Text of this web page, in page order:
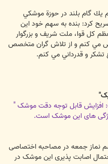
يك گام بلند در حوزة موشكي
كرد: بنده به سهم خود اين
كل قوا، ملت شريف و بزرگوار
مي كنم و از تلاش گران متخصص
تشكر و قدرداني مي كنم.
افزایش قابل توجه دقت موشک "
های این موشک است.
نماز جمعه در مصاحبه اختصاصی
اصابت پذیری این موشک در